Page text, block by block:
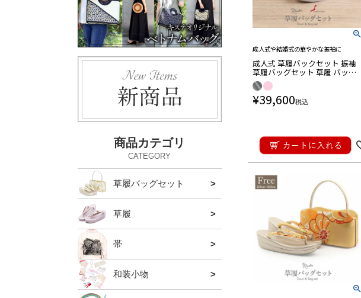
商品カテゴリ
CATEGORY
草履バッグセット 留袖・訪問着用
振袖・袴用
ハイヒールタイプ
アウトレット
草履 ハイヒールタイプ
帯 名古屋帯
京袋帯
半巾帯
本場筑前博多織
夏の帯
和装小物 全ての和装小物
肌着・インナー
足袋・足袋カバー
夏の暑さ対策商品
羽織紐・帯飾り
成人式や結婚式の華やかな振袖に
成人式 草履バックセット 振袖
草履バッグセット 草履 バッグ
フリー L 全2色 モーヴピンク シ
ルバー エナメル ベロア ベルベ
ット 厚底 3枚芯 日本製
¥39,600税込